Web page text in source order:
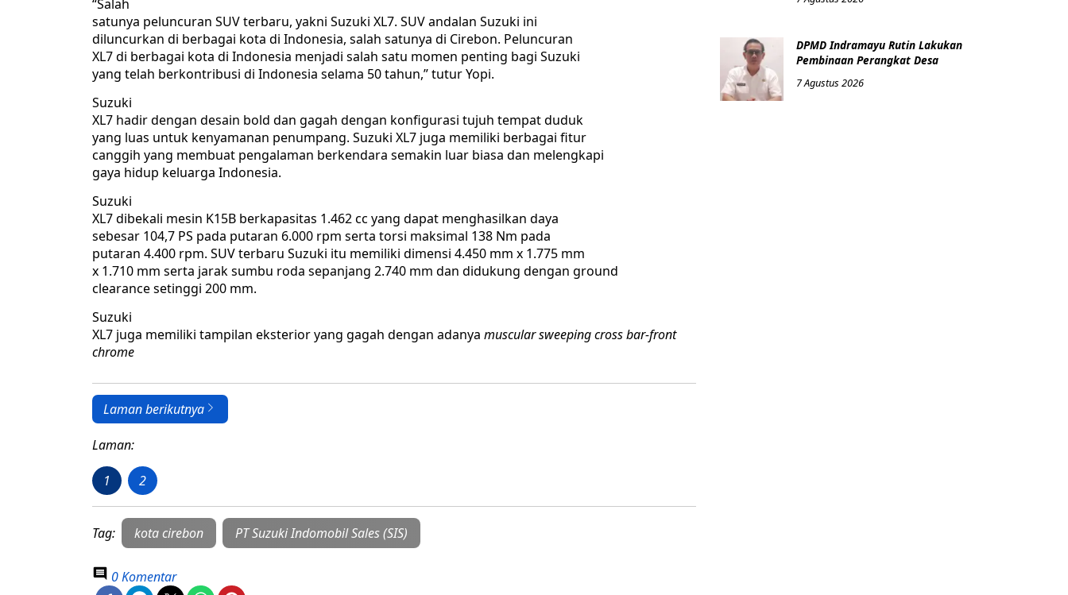
“Salah
satunya peluncuran SUV terbaru, yakni Suzuki XL7. SUV andalan Suzuki ini
diluncurkan di berbagai kota di Indonesia, salah satunya di Cirebon. Peluncuran
XL7 di berbagai kota di Indonesia menjadi salah satu momen penting bagi Suzuki
yang telah berkontribusi di Indonesia selama 50 tahun,” tutur Yopi.
Suzuki
XL7 hadir dengan desain bold dan gagah dengan konfigurasi tujuh tempat duduk
yang luas untuk kenyamanan penumpang. Suzuki XL7 juga memiliki berbagai fitur
canggih yang membuat pengalaman berkendara semakin luar biasa dan melengkapi
gaya hidup keluarga Indonesia.
Suzuki
XL7 dibekali mesin K15B berkapasitas 1.462 cc yang dapat menghasilkan daya
sebesar 104,7 PS pada putaran 6.000 rpm serta torsi maksimal 138 Nm pada
putaran 4.400 rpm. SUV terbaru Suzuki itu memiliki dimensi 4.450 mm x 1.775 mm
x 1.710 mm serta jarak sumbu roda sepanjang 2.740 mm dan didukung dengan ground
clearance setinggi 200 mm.
Suzuki
XL7 juga memiliki tampilan eksterior yang gagah dengan adanya muscular sweeping cross bar-front
chrome
Laman berikutnya
Laman:
1 2
Tag: kota cirebon PT Suzuki Indomobil Sales (SIS)
0 Komentar
DPMD Indramayu Rutin Lakukan
Pembinaan Perangkat Desa
7 Agustus 2026